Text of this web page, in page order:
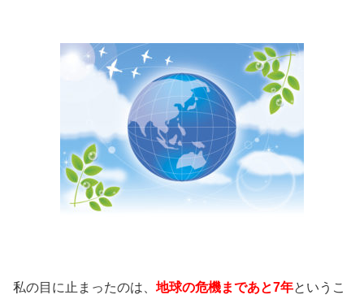
私の目に止まったのは、 地球の危機まであと7年というこ